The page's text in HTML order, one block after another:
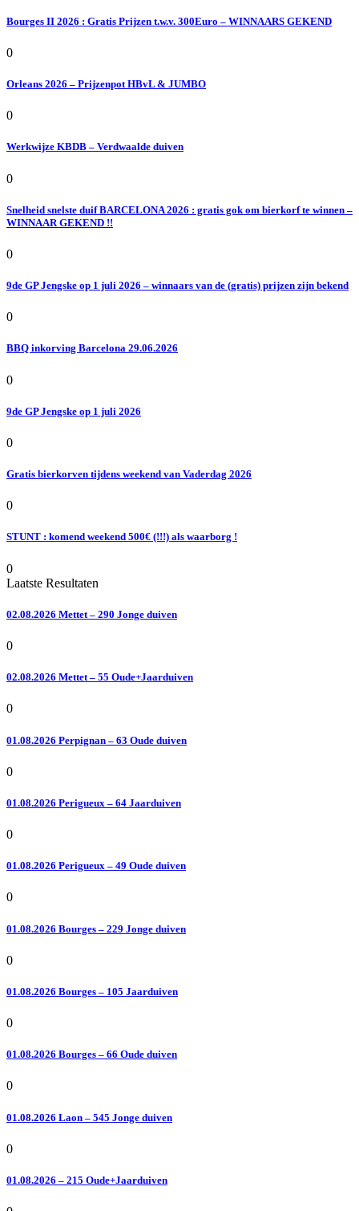
Bourges II 2026 : Gratis Prijzen t.w.v. 300Euro – WINNAARS GEKEND
0
Orleans 2026 – Prijzenpot HBvL & JUMBO
0
Werkwijze KBDB – Verdwaalde duiven
0
Snelheid snelste duif BARCELONA 2026 : gratis gok om bierkorf te winnen –
WINNAAR GEKEND !!
0
9de GP Jengske op 1 juli 2026 – winnaars van de (gratis) prijzen zijn bekend
0
BBQ inkorving Barcelona 29.06.2026
0
9de GP Jengske op 1 juli 2026
0
Gratis bierkorven tijdens weekend van Vaderdag 2026
0
STUNT : komend weekend 500€ (!!!) als waarborg !
0
Laatste Resultaten
02.08.2026 Mettet – 290 Jonge duiven
0
02.08.2026 Mettet – 55 Oude+Jaarduiven
0
01.08.2026 Perpignan – 63 Oude duiven
0
01.08.2026 Perigueux – 64 Jaarduiven
0
01.08.2026 Perigueux – 49 Oude duiven
0
01.08.2026 Bourges – 229 Jonge duiven
0
01.08.2026 Bourges – 105 Jaarduiven
0
01.08.2026 Bourges – 66 Oude duiven
0
01.08.2026 Laon – 545 Jonge duiven
0
01.08.2026 – 215 Oude+Jaarduiven